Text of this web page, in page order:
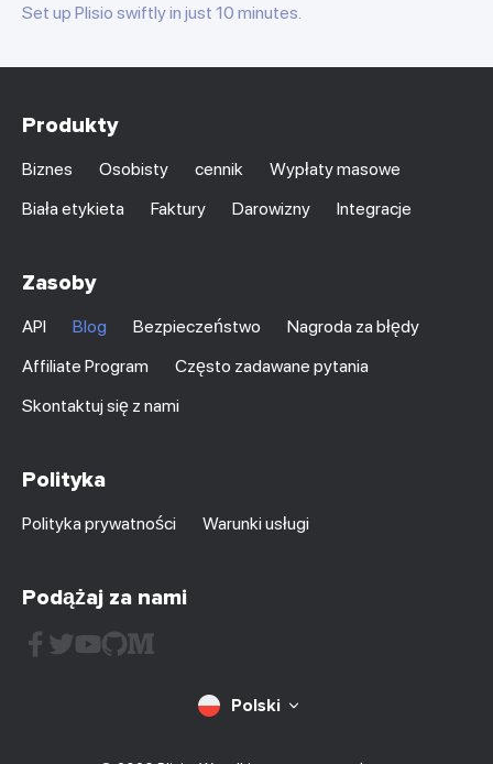
Set up Plisio swiftly in just 10 minutes.
Produkty
Biznes Osobisty cennik
Wypłaty masowe
Biała etykieta
Faktury Darowizny Integracje
Zasoby
API Blog Bezpieczeństwo
Nagroda za błędy
Affiliate Program
Często zadawane pytania
Skontaktuj się z nami
Polityka
Polityka prywatności Warunki usługi
Podążaj za nami
Polski